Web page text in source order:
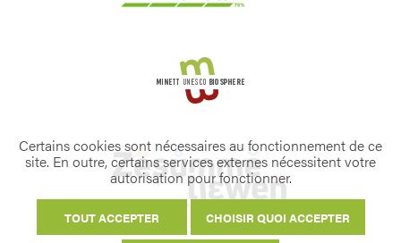
Certains cookies sont nécessaires au fonctionnement de ce
site. En outre, certains services externes nécessitent votre
autorisation pour fonctionner.
TOUT ACCEPTER CHOISIR QUOI ACCEPTER